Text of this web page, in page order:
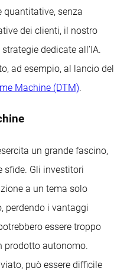
quantitative, senza
dei clienti, il nostro
dedicate all’IA.
ad esempio, al lancio del
Machine (DTM).
un grande fascino,
sfide. Gli investitori
a un tema solo
perdendo i vantaggi
essere troppo
prodotto autonomo.
può essere difficile